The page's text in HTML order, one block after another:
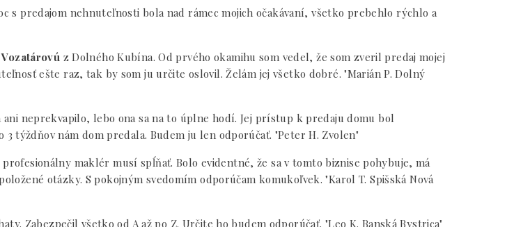
s predajom nehnuteľnosti bola nad rámec mojich očakávaní, všetko prebehlo rýchlo a
z Dolného Kubína. Od prvého okamihu som vedel, že som zveril predaj mojej
ešte raz, tak by som ju určite oslovil. Želám jej všetko dobré. "Marián P. Dolný
neprekvapilo, lebo ona sa na to úplne hodí. Jej prístup k predaju domu bol
týždňov nám dom predala. Budem ju len odporúčať. "Peter H. Zvolen"
maklér musí spĺňať. Bolo evidentné, že sa v tomto biznise pohybuje, má
otázky. S pokojným svedomím odporúčam komukoľvek. "Karol T. Spišská Nová
Zabezpečil všetko od A až po Z. Určite ho budem odporúčať. "Leo K. Banská Bystrica"